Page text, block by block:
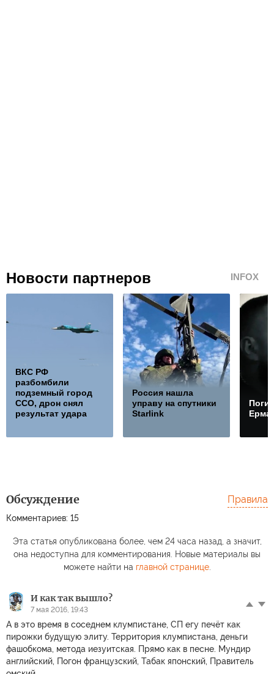
Новости партнеров INFOX
ВКС РФ
разбомбили
подземный город
ССО, дрон снял
результат удара
Россия нашла
управу на спутники
Starlink
Пушков: Россия
вступила в
«ледяную войну» с
Европой
скандальное
заявление
Пашиняна
Обсуждение
Комментариев: 15
Правила
Эта статья опубликована более, чем 24 часа назад, а значит,
она недоступна для комментирования. Новые материалы вы
можете найти на главной странице.
И как так вышло?
7 мая 2016, 19:43
А в это время в соседнем клумпистане, СП егу печёт как
пирожки будущую элиту. Территория клумпистана, деньги
фашобкома, метода иезуитская. Прямо как в песне. Мундир
английский, Погон французский, Табак японский, Правитель